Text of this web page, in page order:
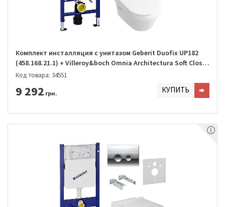
Комплект инсталляция с унитазом Geberit Duofix UP182
(458.168.21.1) + Villeroy&boch Omnia Architectura Soft Close
(5684H101)
Код товара: 34551
9 292 грн. КУПИТЬ